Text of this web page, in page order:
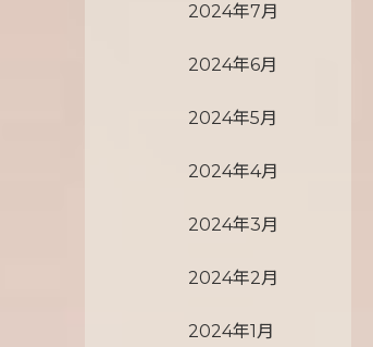
2024年7月
2024年6月
2024年5月
2024年4月
2024年3月
2024年2月
2024年1月